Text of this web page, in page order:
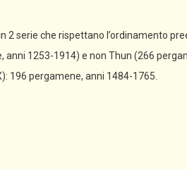
2 serie che rispettano l’ordinamento
1253-1914) e non Thun (266
196 pergamene, anni 1484-1765.